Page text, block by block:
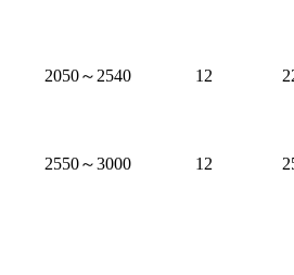
2050～2540 12
2550～3000 12